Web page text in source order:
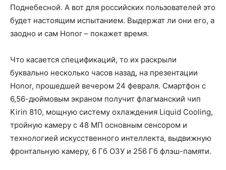
Поднебесной. А вот для российских пользователей это
будет настоящим испытанием. Выдержат ли они его, а
заодно и сам Honor – покажет время.
Что касается спецификаций, то их раскрыли
буквально несколько часов назад, на презентации
Honor, прошедшей вечером 24 февраля. Смартфон с
6,56-дюймовым экраном получит флагманский чип
Kirin 810, мощную систему охлаждения Liquid Cooling,
тройную камеру с 48 МП основным сенсором и
технологией искусственного интеллекта, выдвижную
фронтальную камеру, 6 Гб ОЗУ и 256 Гб флэш-памяти.